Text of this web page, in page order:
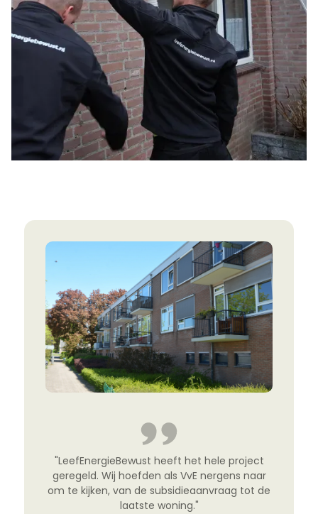
"LeefEnergieBewust heeft het hele project
geregeld. Wij hoefden als VvE nergens naar
om te kijken, van de subsidieaanvraag tot de
laatste woning."